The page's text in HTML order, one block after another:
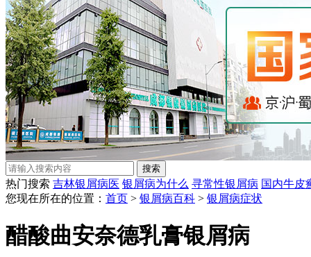
热门搜索 吉林银屑病医 银屑病为什么 寻常性银屑病 国内牛皮
您现在所在的位置： 首页 > 银屑病百科 > 银屑病症状
醋酸曲安奈德乳膏银屑病